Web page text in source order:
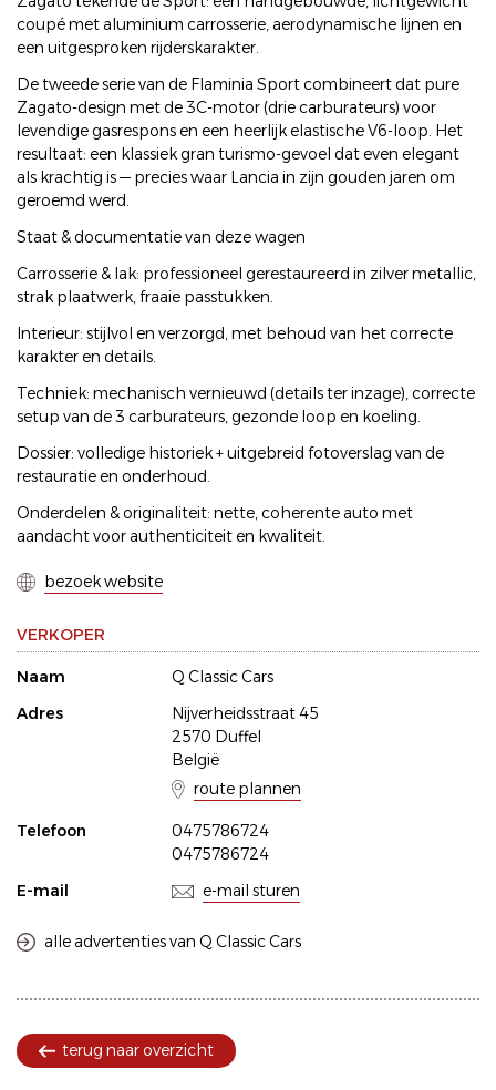
coupé met aluminium carrosserie, aerodynamische lijnen en
een uitgesproken rijderskarakter.
De tweede serie van de Flaminia Sport combineert dat pure
Zagato-design met de 3C-motor (drie carburateurs) voor
levendige gasrespons en een heerlijk elastische V6-loop. Het
resultaat: een klassiek gran turismo-gevoel dat even elegant
als krachtig is — precies waar Lancia in zijn gouden jaren om
geroemd werd.
Staat & documentatie van deze wagen
Carrosserie & lak: professioneel gerestaureerd in zilver metallic,
strak plaatwerk, fraaie passtukken.
Interieur: stijlvol en verzorgd, met behoud van het correcte
karakter en details.
Techniek: mechanisch vernieuwd (details ter inzage), correcte
setup van de 3 carburateurs, gezonde loop en koeling.
Dossier: volledige historiek + uitgebreid fotoverslag van de
restauratie en onderhoud.
Onderdelen & originaliteit: nette, coherente auto met
aandacht voor authenticiteit en kwaliteit.
bezoek website
VERKOPER
Naam
Q Classic Cars
Adres
Nijverheidsstraat 45
2570 Duffel
België
route plannen
Telefoon
0475786724
0475786724
E-mail
e-mail sturen
alle advertenties van Q Classic Cars
terug naar overzicht